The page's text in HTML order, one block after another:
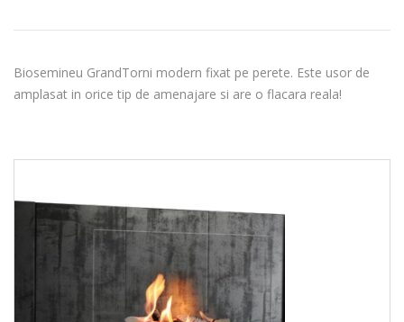
Biosemineu GrandTorni modern fixat pe perete. Este usor de
amplasat in orice tip de amenajare si are o flacara reala!